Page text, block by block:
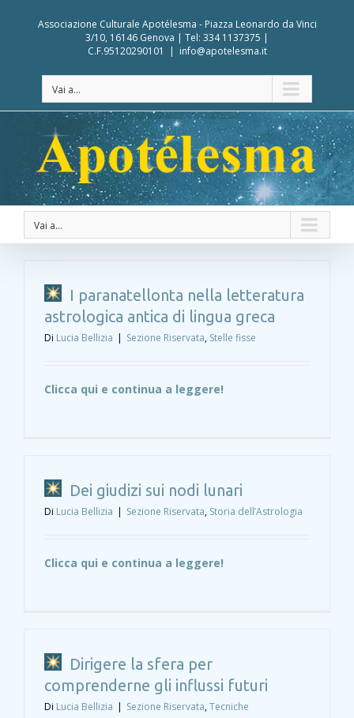
Associazione Culturale Apotélesma - Piazza Leonardo da Vinci
3/10, 16146 Genova | Tel: 334 1137375 |
C.F.95120290101
| info@apotelesma.it
Vai a...
Vai a...
I paranatellonta nella letteratura
astrologica antica di lingua greca
Di Lucia Bellizia | Sezione Riservata, Stelle fisse
Clicca qui e continua a leggere!
Dei giudizi sui nodi lunari
Di Lucia Bellizia | Sezione Riservata, Storia dell’Astrologia
Clicca qui e continua a leggere!
Dirigere la sfera per
comprenderne gli influssi futuri
Di Lucia Bellizia | Sezione Riservata,Tecniche